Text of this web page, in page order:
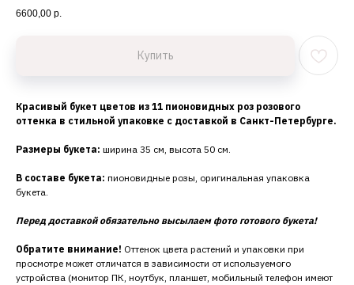
6600,00 р.
Купить
Красивый букет цветов из 11 пионовидных роз розового
оттенка в стильной упаковке с доставкой в Санкт-Петербурге.
Размеры букета: ширина 35 см, высота 50 см.
В составе букета: пионовидные розы, оригинальная упаковка
букета.
Перед доставкой обязательно высылаем фото готового букета!
Обратите внимание! Оттенок цвета растений и упаковки при
просмотре может отличатся в зависимости от используемого
устройства (монитор ПК, ноутбук, планшет, мобильный телефон имеют